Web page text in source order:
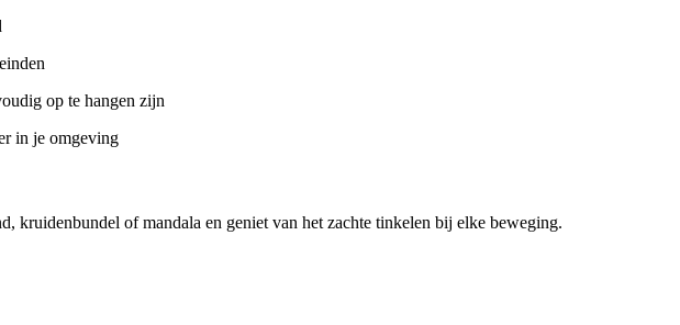
op te hangen zijn
in je omgeving
kruidenbundel of mandala en geniet van het zachte tinkelen bij elke beweging.